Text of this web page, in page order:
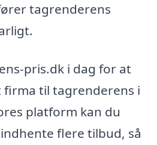
tagrenderens
pris.dk i dag for at
til tagrenderens i
platform kan du
flere tilbud, så